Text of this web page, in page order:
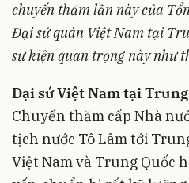
chuyến thăm lần này của
Đại sứ quán Việt Nam tại
sự kiện quan trọng này như
Đại sứ Việt Nam tại
Chuyến thăm cấp Nhà
tịch nước Tô Lâm tới
Việt Nam và Trung Quốc